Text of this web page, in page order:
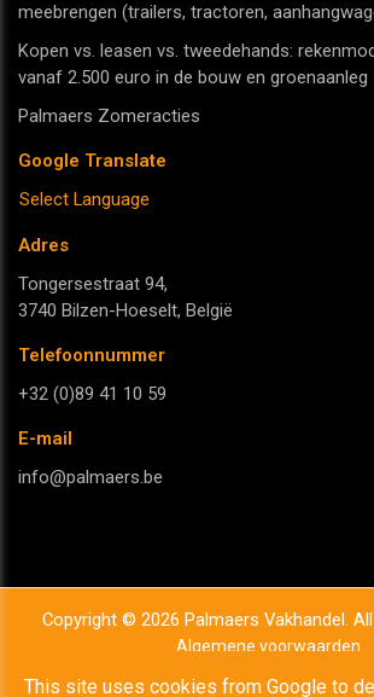
meebrengen (trailers, tractoren,
Kopen vs. leasen vs. tweedehands:
vanaf 2.500 euro in de bouw en groenaanleg
Palmaers Zomeracties
Google Translate
Select Language
Adres
Tongersestraat 94,
3740 Bilzen-Hoeselt, België
Telefoonnummer
+32 (0)89 41 10 59
E-mail
info@palmaers.be
Copyright © 2026 Palmaers Vakhandel.
Algemene voorwaarden
This site uses cookies from Google to